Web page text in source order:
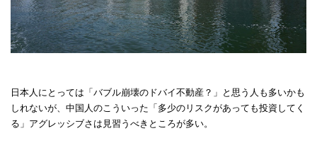
日本人にとっては「バブル崩壊のドバイ不動産？」と思う人も多いかも
しれないが、中国人のこういった「多少のリスクがあっても投資してく
る」 アグレッシブさは見習うべきところが多い。